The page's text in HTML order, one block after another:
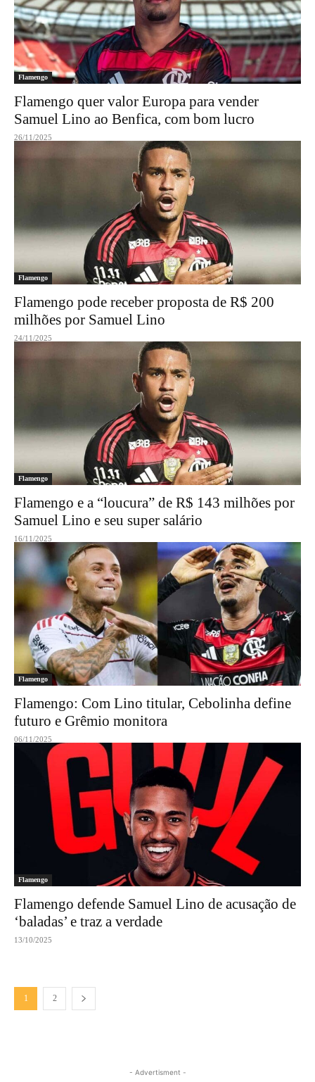
Flamengo
Flamengo quer valor Europa para vender
Samuel Lino ao Benfica, com bom lucro
26/11/2025
Flamengo
Flamengo pode receber proposta de R$ 200
milhões por Samuel Lino
24/11/2025
Flamengo
Flamengo e a “loucura” de R$ 143 milhões por
Samuel Lino e seu super salário
16/11/2025
Flamengo
Flamengo: Com Lino titular, Cebolinha define
futuro e Grêmio monitora
06/11/2025
Flamengo
Flamengo defende Samuel Lino de acusação de
‘baladas’ e traz a verdade
13/10/2025
1 2
- Advertisment -